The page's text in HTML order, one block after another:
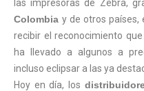
las impresoras de Zebra,
Colombia y de otros países,
recibir el reconocimiento
ha llevado a algunos a
incluso eclipsar a las ya
Hoy en día, los